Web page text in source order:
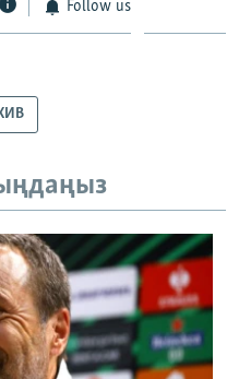
Follow us